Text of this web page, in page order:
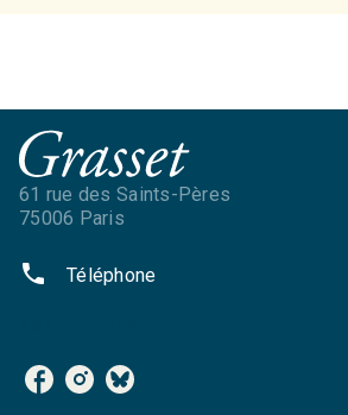
61 rue des Saints-Pères
75006 Paris
phone Téléphone